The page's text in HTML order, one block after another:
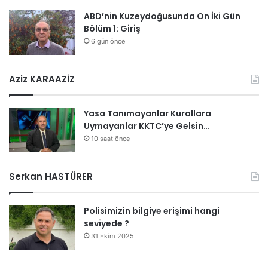
ABD’nin Kuzeydoğusunda On İki Gün
Bölüm 1: Giriş
6 gün önce
Aziz KARAAZİZ
Yasa Tanımayanlar Kurallara
Uymayanlar KKTC’ye Gelsin…
10 saat önce
Serkan HASTÜRER
Polisimizin bilgiye erişimi hangi
seviyede ?
31 Ekim 2025